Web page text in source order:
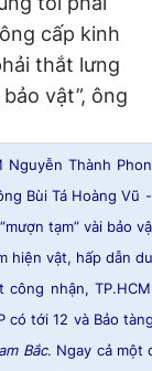
cấp kinh
thắt lưng
vật”, ông
Nguyễn Thành
Bùi Tá Hoàng Vũ
tạm” vài bảo
hiện vật, hấp dẫn
nhận,
có tới 12 và Bảo
Bắc. Ngay cả một